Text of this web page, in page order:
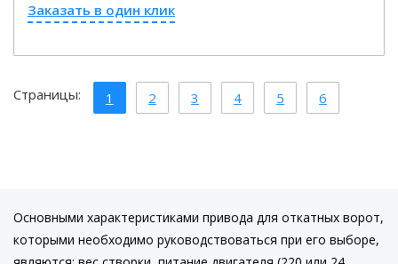
Заказать в один клик
Страницы: 1 2 3 4 5 6
Основными характеристиками привода для откатных ворот,
которыми необходимо руководствоваться при его выборе,